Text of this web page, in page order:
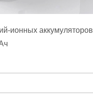
ионных аккумуляторов